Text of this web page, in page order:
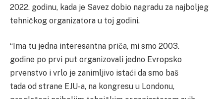
2022. godinu, kada je Savez dobio nagradu za najboljeg
tehničkog organizatora u toj godini.
“Ima tu jedna interesantna priča, mi smo 2003.
godine po prvi put organizovali jedno Evropsko
prvenstvo i vrlo je zanimljivo istaći da smo baš
tada od strane EJU-a, na kongresu u Londonu,